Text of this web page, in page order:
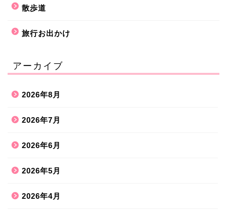
散歩道
旅行お出かけ
アーカイブ
2026年8月
2026年7月
2026年6月
2026年5月
2026年4月